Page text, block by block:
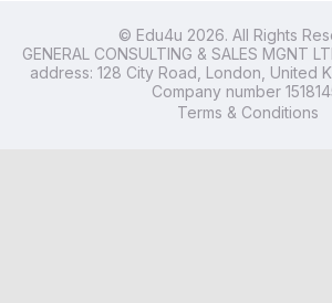
© Edu4u 2026. All Rights
GENERAL CONSULTING & SALES MGNT
address: 128 City Road, London, United
Company number
Terms & Conditions